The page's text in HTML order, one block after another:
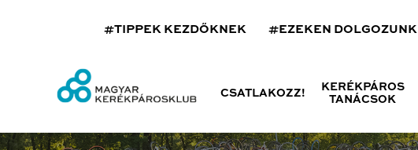
#TIPPEK KEZDŐKNEK #EZEKEN DOLGOZUNK
CSATLAKOZZ!
KERÉKPÁROS
TANÁCSOK